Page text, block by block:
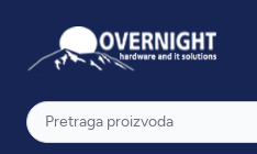
Overnight
Pretraga